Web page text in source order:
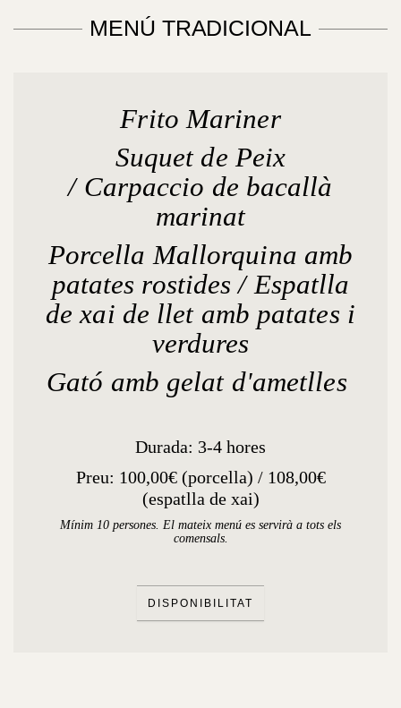
MENÚ TRADICIONAL
Frito Mariner
Suquet de Peix
/ Carpaccio de bacallà
marinat
Porcella Mallorquina amb
patates rostides / Espatlla
de xai de llet amb patates i
verdures
Gató amb gelat d'ametlles
Durada: 3-4 hores
Preu: 100,00€ (porcella) / 108,00€
(espatlla de xai)
Mínim 10 persones. El mateix menú es servirà a tots els
comensals.
DISPONIBILITAT